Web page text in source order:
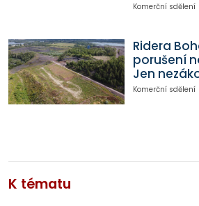
Komerční sdělení
Ridera
porušení
Jen
Komerční sdělení
K tématu